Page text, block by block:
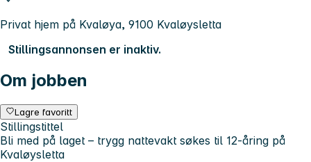
Privat hjem på Kvaløya, 9100 Kvaløysletta
Stillingsannonsen er inaktiv.
Om jobben
Lagre favoritt
Stillingstittel
Bli med på laget – trygg nattevakt søkes til 12-åring på
Kvaløysletta